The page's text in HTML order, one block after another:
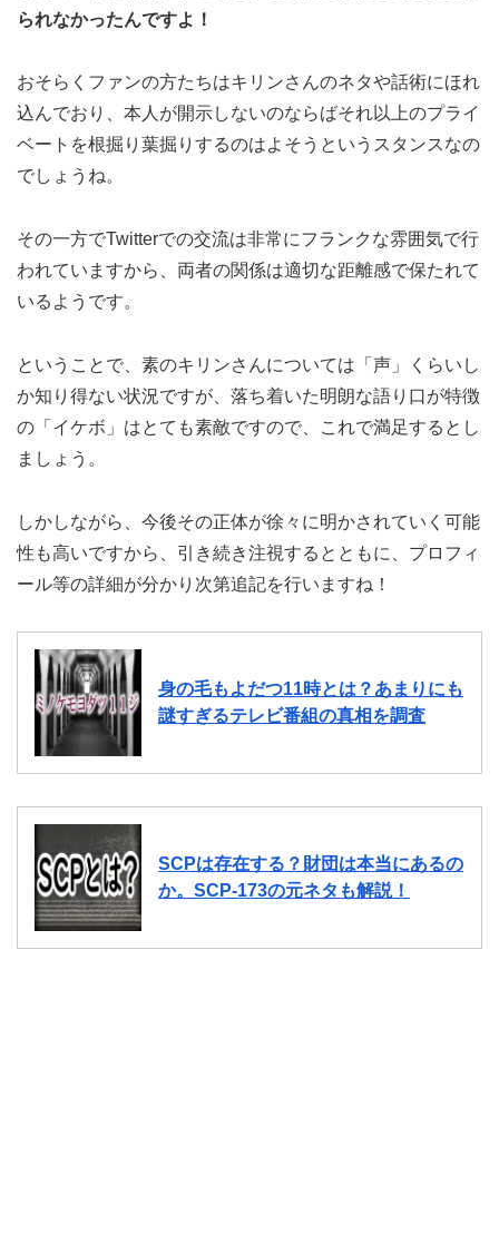
られなかったんですよ！
おそらくファンの方たちはキリンさんのネタや話術にほれ
込んでおり、本人が開示しないのならばそれ以上のプライ
ベートを根掘り葉掘りするのはよそうというスタンスなの
でしょうね。
その一方でTwitterでの交流は非常にフランクな雰囲気で行
われていますから、両者の関係は適切な距離感で保たれて
いるようです。
ということで、素のキリンさんについては「声」くらいし
か知り得ない状況ですが、落ち着いた明朗な語り口が特徴
の「イケボ」はとても素敵ですので、これで満足するとし
ましょう。
しかしながら、今後その正体が徐々に明かされていく可能
性も高いですから、引き続き注視するとともに、プロフィ
ール等の詳細が分かり次第追記を行いますね！
身の毛もよだつ11時とは？あまりにも
謎すぎるテレビ番組の真相を調査
SCPは存在する？財団は本当にあるの
か。SCP-173の元ネタも解説！